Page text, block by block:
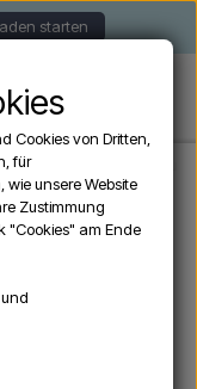
starten
Sined OLBIA NERA -
ANGEBOTE -10%
Cookies von Dritten,
für
unsere Website
Zustimmung
"Cookies" am Ende